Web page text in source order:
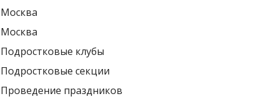
Москва
Москва
Подростковые клубы
Подростковые секции
Проведение праздников